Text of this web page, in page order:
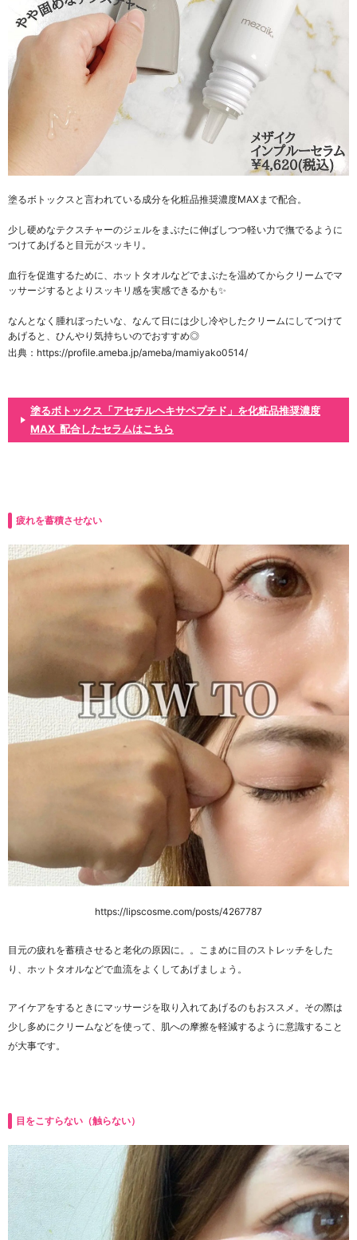
塗るボトックスと言われている成分を化粧品推奨濃度MAXまで配合。
少し硬めなテクスチャーのジェルをまぶたに伸ばしつつ軽い力で撫でるように
つけてあげると目元がスッキリ。
血行を促進するために、ホットタオルなどでまぶたを温めてからクリームでマ
ッサージするとよりスッキリ感を実感できるかも✨
なんとなく腫れぼったいな、なんて日には少し冷やしたクリームにしてつけて
あげると、ひんやり気持ちいのでおすすめ◎
出典：https://profile.ameba.jp/ameba/mamiyako0514/
塗るボトックス「アセチルヘキサペプチド」を化粧品推奨濃度
MAX 配合したセラムはこちら
疲れを蓄積させない
https://lipscosme.com/posts/4267787
目元の疲れを蓄積させると老化の原因に。。こまめに目のストレッチをした
り、ホットタオルなどで血流をよくしてあげましょう。
アイケアをするときにマッサージを取り入れてあげるのもおススメ。その際は
少し多めにクリームなどを使って、肌への摩擦を軽減するように意識すること
が大事です。
目をこすらない（触らない）